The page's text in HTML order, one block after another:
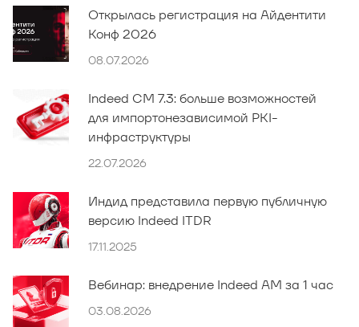
Открылась регистрация на Айдентити
Конф 2026
08.07.2026
Indeed CM 7.3: больше возможностей
для импортонезависимой PKI-
инфраструктуры
22.07.2026
Индид представила первую публичную
версию Indeed ITDR
17.11.2025
Вебинар: внедрение Indeed AM за 1 час
03.08.2026